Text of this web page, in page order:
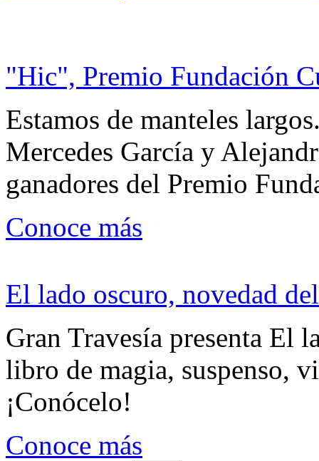
"Hic", Premio Fundación
Estamos de manteles
Mercedes García y
ganadores del Premio
Conoce más
El lado oscuro, novedad
Gran Travesía presenta El
libro de magia, suspenso,
¡Conócelo!
Conoce más